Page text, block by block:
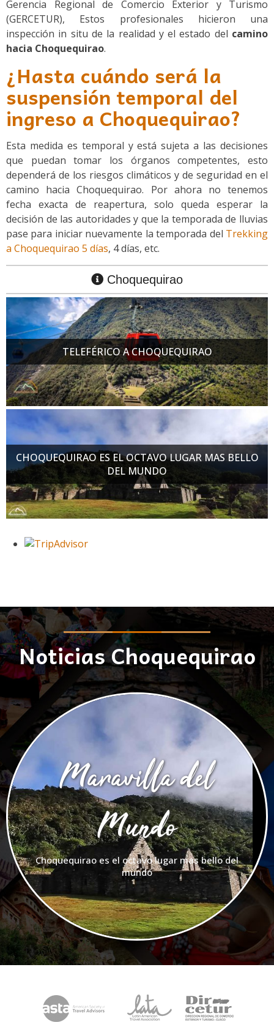
Gerencia Regional de Comercio Exterior y Turismo
(GERCETUR), Estos profesionales hicieron una
inspección in situ de la realidad y el estado del camino
hacia Choquequirao.
¿Hasta cuándo será la
suspensión temporal del
ingreso a Choquequirao?
Esta medida es temporal y está sujeta a las decisiones
que puedan tomar los órganos competentes, esto
dependerá de los riesgos climáticos y de seguridad en el
camino hacia Choquequirao. Por ahora no tenemos
fecha exacta de reapertura, solo queda esperar la
decisión de las autoridades y que la temporada de lluvias
pase para iniciar nuevamente la temporada del Trekking
a Choquequirao 5 días, 4 días, etc.
Choquequirao
TELEFÉRICO A CHOQUEQUIRAO
CHOQUEQUIRAO ES EL OCTAVO LUGAR MAS BELLO
DEL MUNDO
Noticias Choquequirao
Maravilla del
Mundo
Choquequirao es el octavo lugar mas bello del
mundo